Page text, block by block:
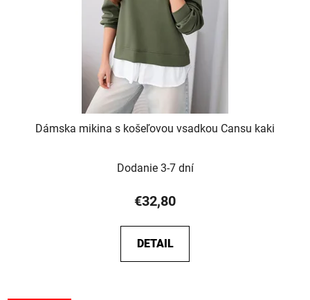
Dámska mikina s košeľovou vsadkou Cansu kaki
Dodanie 3-7 dní
€32,80
DETAIL